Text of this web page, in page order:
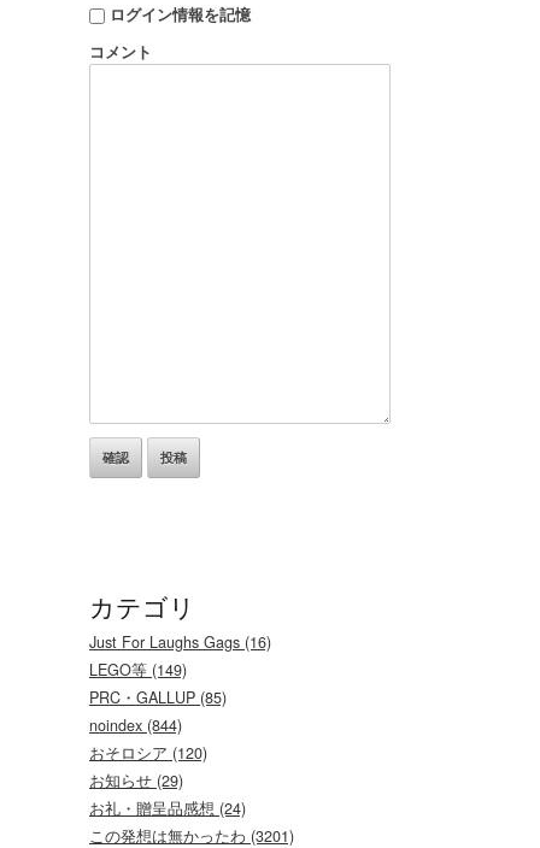
ログイン情報を記憶
コメント
カテゴリ
Just For Laughs Gags (16)
LEGO等 (149)
PRC・GALLUP (85)
noindex (844)
おそロシア (120)
お知らせ (29)
お礼・贈呈品感想 (24)
この発想は無かったわ (3201)